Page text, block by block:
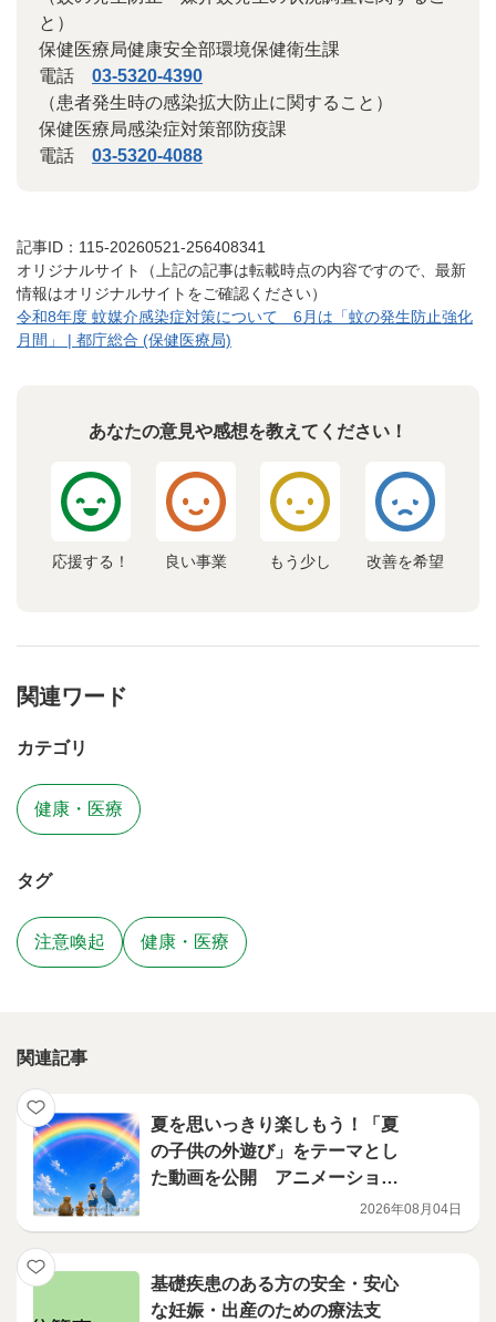
と）
保健医療局健康安全部環境保健衛生課
電話 03-5320-4390
（患者発生時の感染拡大防止に関すること）
保健医療局感染症対策部防疫課
電話 03-5320-4088
記事ID：115-20260521-256408341
オリジナルサイト（上記の記事は転載時点の内容ですので、最新
情報はオリジナルサイトをご確認ください）
令和8年度 蚊媒介感染症対策について 6月は「蚊の発生防止強化
月間」 | 都庁総合 (保健医療局)
あなたの意見や感想を教えてください！
応援する！ 良い事業 もう少し 改善を希望
関連ワード
カテゴリ
健康・医療
タグ
注意喚起 健康・医療
関連記事
夏を思いっきり楽しもう！「夏
の子供の外遊び」をテーマとし
た動画を公開 アニメーション
2026年08月04日
基礎疾患のある方の安全・安心
な妊娠・出産のための療法支